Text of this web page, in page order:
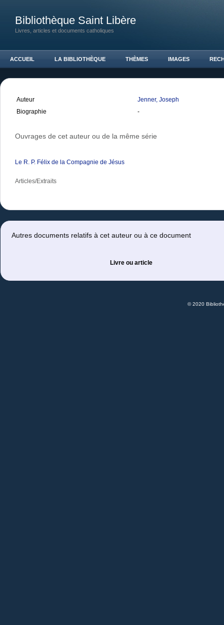
Bibliothèque Saint Libère
Livres, articles et documents catholiques
ACCUEIL LA BIBLIOTHÈQUE THÈMES IMAGES
Auteur
Jenner, Joseph
Biographie
-
Ouvrages de cet auteur ou de la même série
Le R. P. Félix de la Compagnie de Jésus
Articles/Extraits
Autres documents relatifs à cet auteur ou à ce document
Livre ou article
© 2020